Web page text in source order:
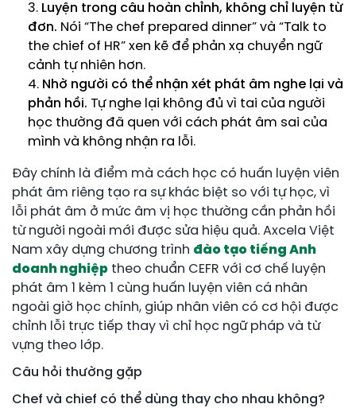
Luyện trong câu hoàn chỉnh, không chỉ luyện từ
đơn. Nói “The chef prepared dinner” và “Talk to
the chief of HR” xen kẽ để phản xạ chuyển ngữ
cảnh tự nhiên hơn.
Nhờ người có thể nhận xét phát âm nghe lại và
phản hồi. Tự nghe lại không đủ vì tai của người
học thường đã quen với cách phát âm sai của
mình và không nhận ra lỗi.
Đây chính là điểm mà cách học có huấn luyện viên
phát âm riêng tạo ra sự khác biệt so với tự học, vì
lỗi phát âm ở mức âm vị học thường cần phản hồi
từ người ngoài mới được sửa hiệu quả. Axcela Việt
Nam xây dựng chương trình đào tạo tiếng Anh
doanh nghiệp theo chuẩn CEFR với cơ chế luyện
phát âm 1 kèm 1 cùng huấn luyện viên cá nhân
ngoài giờ học chính, giúp nhân viên có cơ hội được
chỉnh lỗi trực tiếp thay vì chỉ học ngữ pháp và từ
vựng theo lớp.
Câu hỏi thường gặp
Chef và chief có thể dùng thay cho nhau không?